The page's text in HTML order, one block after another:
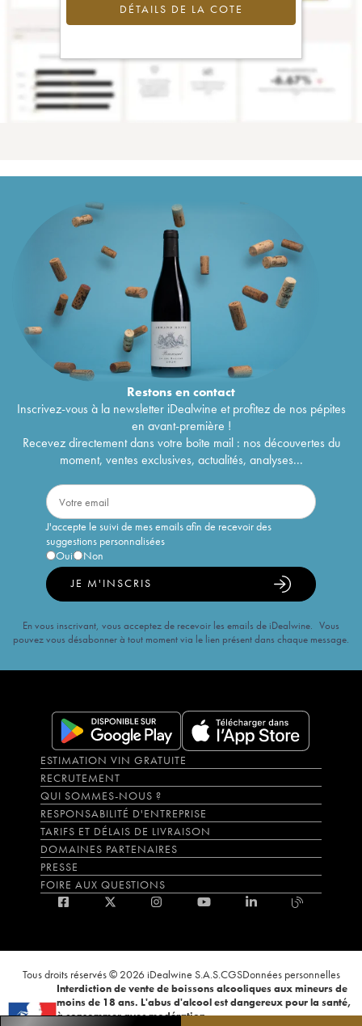
DÉTAILS DE LA COTE
Restons encontact
Inscrivez-vous à la newsletter iDealwine et profitez de nos pépites
en avant-première !
Recevez directement dans votre boîte mail : nos découvertes du
moment, ventes exclusives, actualités, analyses...
J'accepte le suivi de mes emails afin de recevoir des
suggestions personnalisées
Oui
Non
JE M'INSCRIS
En vous inscrivant, vous acceptez de recevoir les emails de iDealwine. Vous
pouvez vous désabonner à tout moment via le lien présent dans chaque message.
ESTIMATION VIN GRATUITE
RECRUTEMENT
QUI SOMMES-NOUS ?
RESPONSABILITÉ D'ENTREPRISE
TARIFS ET DÉLAIS DE LIVRAISON
DOMAINES PARTENAIRES
PRESSE
FOIRE AUX QUESTIONS
Tous droits réservés © 2026 iDealwine S.A.S.CGSDonnées personnelles
Interdiction de vente de boissons alcooliques aux mineurs de
moins de 18 ans. L'abus d'alcool est dangereux pour la santé,
à consommer avec modération.